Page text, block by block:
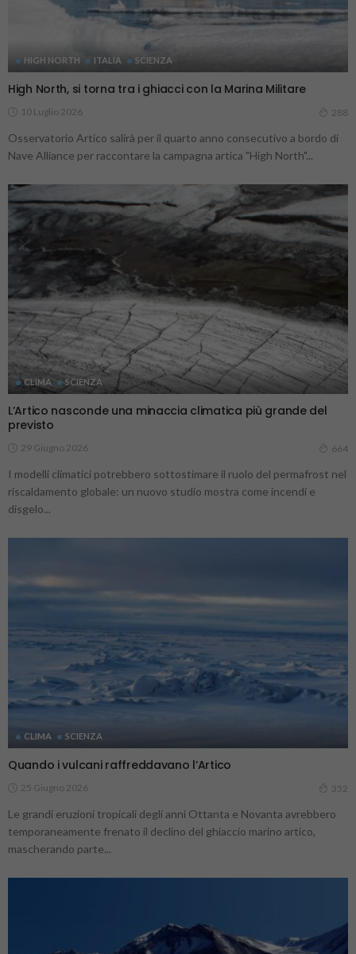
HIGH NORTH ITALIA SCIENZA
High North, si torna tra i ghiacci con la Marina Militare
10 Luglio 2026 288
Osservatorio Artico salirà per il quarto anno consecutivo a bordo di
Nave Alliance per raccontare la campagna artica "High North"...
CLIMA SCIENZA
L’Artico nasconde una minaccia climatica più grande del
previsto
29 Giugno 2026 664
I modelli climatici potrebbero sottostimare il ruolo del permafrost nel
riscaldamento globale: un nuovo studio mostra come incendi e
disgelo...
CLIMA SCIENZA
Quando i vulcani raffreddavano l’Artico
25 Giugno 2026 352
Le grandi eruzioni tropicali degli anni Ottanta e Novanta avrebbero
temporaneamente frenato il declino del ghiaccio marino artico,
mascherando parte...